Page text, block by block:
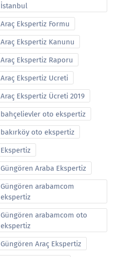
İstanbul
Araç Ekspertiz Formu
Araç Ekspertiz Kanunu
Araç Ekspertiz Raporu
Araç Ekspertiz Ucreti
Araç Ekspertiz Ücreti 2019
bahçelievler oto ekspertiz
bakırköy oto ekspertiz
Ekspertiz
Güngören Araba Ekspertiz
Güngören arabamcom
ekspertiz
Güngören arabamcom oto
ekspertiz
Güngören Araç Ekspertiz